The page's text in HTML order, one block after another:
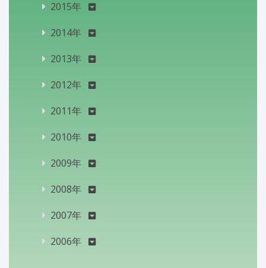
2015年
2014年
2013年
2012年
2011年
2010年
2009年
2008年
2007年
2006年